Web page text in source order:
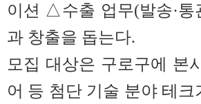
이션 △수출 업무(발송·통
과 창출을 돕는다.
모집 대상은 구로구에 본
어 등 첨단 기술 분야 테